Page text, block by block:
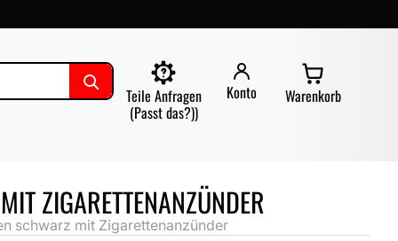
Teile Anfragen
(Passt das?))
Konto Warenkorb
ZIGARETTENANZÜNDER
schwarz mit Zigarettenanzünder